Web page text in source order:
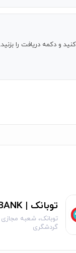
توبانک | TOBANK
توبانک، شعبه مجازی
گردشگری